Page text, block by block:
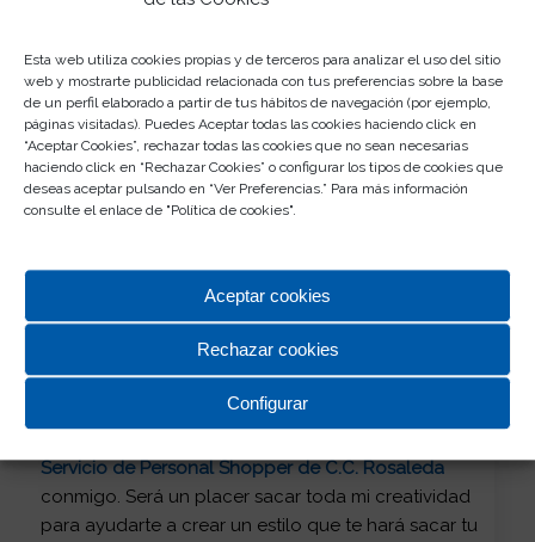
Esta web utiliza cookies propias y de terceros para analizar el uso del sitio
web y mostrarte publicidad relacionada con tus preferencias sobre la base
de un perfil elaborado a partir de tus hábitos de navegación (por ejemplo,
páginas visitadas). Puedes Aceptar todas las cookies haciendo click en
“Aceptar Cookies”, rechazar todas las cookies que no sean necesarias
haciendo click en “Rechazar Cookies” o configurar los tipos de cookies que
deseas aceptar pulsando en “Ver Preferencias.” Para más información
consulte el enlace de "Política de cookies".
Aceptar cookies
Rechazar cookies
Configurar
Si quieres adaptar a tu estilo personal características
Portuguese Girlies
Servicio de Personal Shopper de C.C. Rosaleda
conmigo. Será un placer sacar toda mi creatividad
para ayudarte a crear un estilo que te hará sacar tu